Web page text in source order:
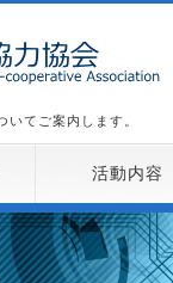
てご案内します。
活動内容